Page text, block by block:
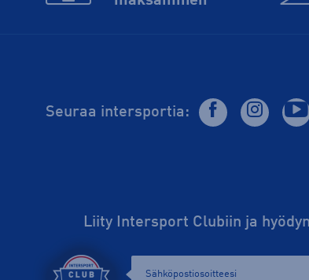
Seuraa intersportia:
Liity Intersport Clubiin ja